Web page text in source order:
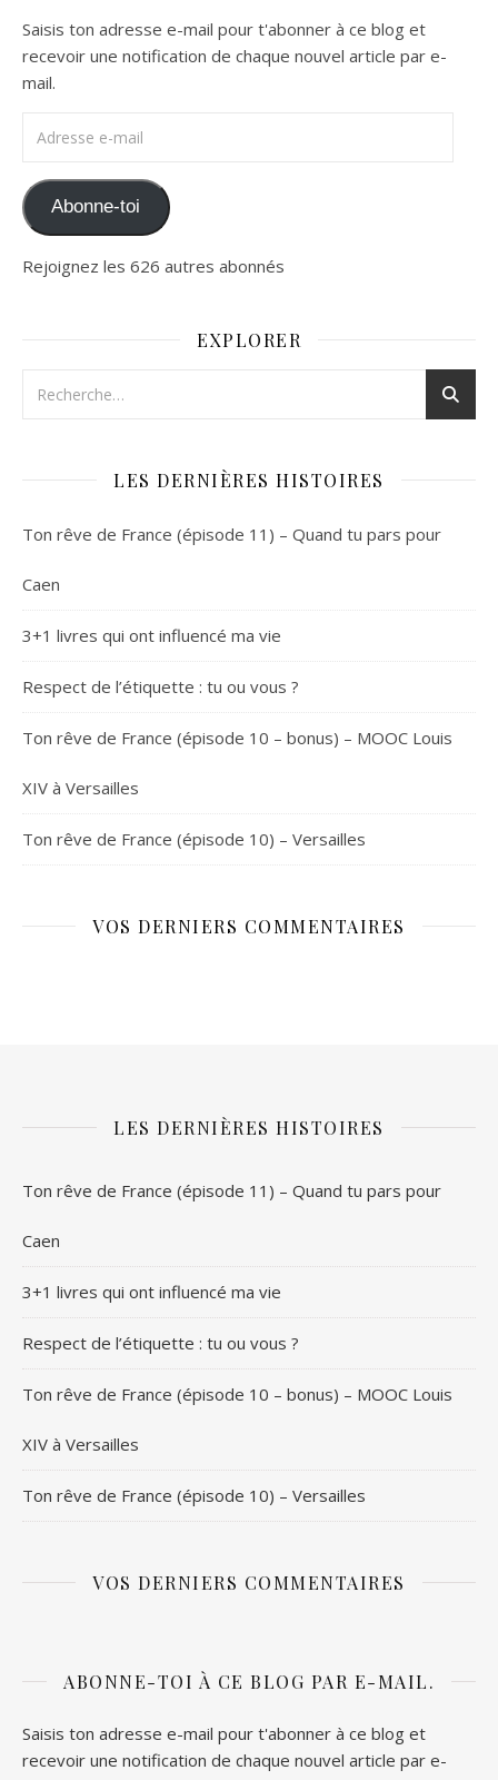
Saisis ton adresse e-mail pour t'abonner à ce blog et
recevoir une notification de chaque nouvel article par e-
mail.
Abonne-toi
Rejoignez les 626 autres abonnés
EXPLORER
LES DERNIÈRES HISTOIRES
Ton rêve de France (épisode 11) – Quand tu pars pour
Caen
3+1 livres qui ont influencé ma vie
Respect de l’étiquette : tu ou vous ?
Ton rêve de France (épisode 10 – bonus) – MOOC Louis
XIV à Versailles
Ton rêve de France (épisode 10) – Versailles
VOS DERNIERS COMMENTAIRES
LES DERNIÈRES HISTOIRES
Ton rêve de France (épisode 11) – Quand tu pars pour
Caen
3+1 livres qui ont influencé ma vie
Respect de l’étiquette : tu ou vous ?
Ton rêve de France (épisode 10 – bonus) – MOOC Louis
XIV à Versailles
Ton rêve de France (épisode 10) – Versailles
VOS DERNIERS COMMENTAIRES
ABONNE-TOI À CE BLOG PAR E-MAIL.
Saisis ton adresse e-mail pour t'abonner à ce blog et
recevoir une notification de chaque nouvel article par e-